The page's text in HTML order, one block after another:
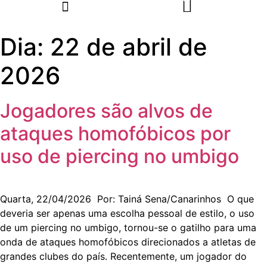
Dia: 22 de abril de
2026
Jogadores são alvos de
ataques homofóbicos por
uso de piercing no umbigo
Quarta, 22/04/2026 Por: Tainá Sena/Canarinhos O que
deveria ser apenas uma escolha pessoal de estilo, o uso
de um piercing no umbigo, tornou-se o gatilho para uma
onda de ataques homofóbicos direcionados a atletas de
grandes clubes do país. Recentemente, um jogador do